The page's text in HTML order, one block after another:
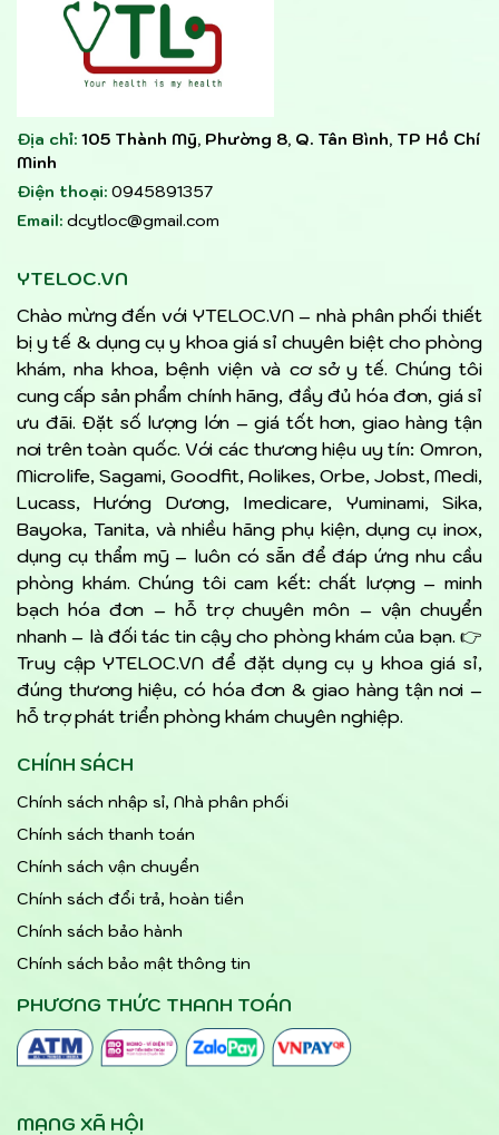
Địa chỉ: 105 Thành Mỹ, Phường 8, Q. Tân Bình, TP Hồ Chí
Minh
Điện thoại: 0945891357
Email: dcytloc@gmail.com
YTELOC.VN
Chào mừng đến với YTELOC.VN – nhà phân phối thiết
bị y tế & dụng cụ y khoa giá sỉ chuyên biệt cho phòng
khám, nha khoa, bệnh viện và cơ sở y tế. Chúng tôi
cung cấp sản phẩm chính hãng, đầy đủ hóa đơn, giá sỉ
ưu đãi. Đặt số lượng lớn – giá tốt hơn, giao hàng tận
nơi trên toàn quốc. Với các thương hiệu uy tín: Omron,
Microlife, Sagami, Goodfit, Aolikes, Orbe, Jobst, Medi,
Lucass, Hướng Dương, Imedicare, Yuminami, Sika,
Bayoka, Tanita, và nhiều hãng phụ kiện, dụng cụ inox,
dụng cụ thẩm mỹ – luôn có sẵn để đáp ứng nhu cầu
phòng khám. Chúng tôi cam kết: chất lượng – minh
bạch hóa đơn – hỗ trợ chuyên môn – vận chuyển
nhanh – là đối tác tin cậy cho phòng khám của bạn. 👉
Truy cập YTELOC.VN để đặt dụng cụ y khoa giá sỉ,
đúng thương hiệu, có hóa đơn & giao hàng tận nơi –
hỗ trợ phát triển phòng khám chuyên nghiệp.
CHÍNH SÁCH
Chính sách nhập sỉ, Nhà phân phối
Chính sách thanh toán
Chính sách vận chuyển
Chính sách đổi trả, hoàn tiền
Chính sách bảo hành
Chính sách bảo mật thông tin
PHƯƠNG THỨC THANH TOÁN
MẠNG XÃ HỘI